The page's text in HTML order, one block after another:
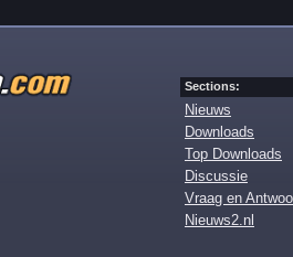
Sections:
Nieuws
Downloads
Top Downloads
Discussie
Vraag en
Nieuws2.nl